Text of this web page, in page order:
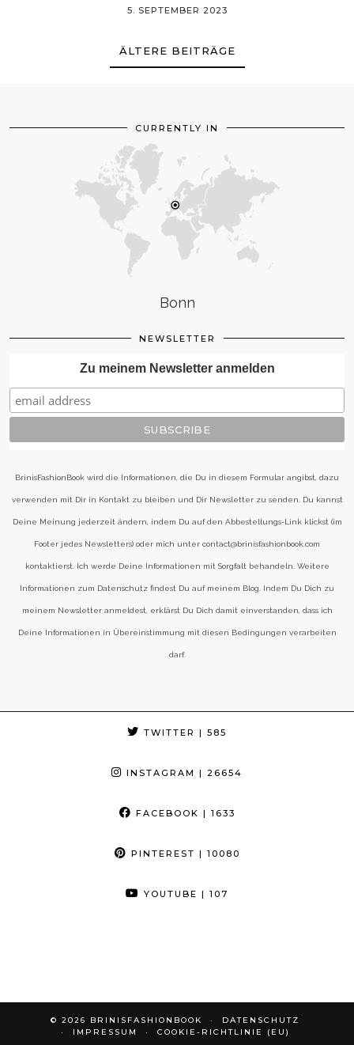
5. SEPTEMBER 2023
ÄLTERE BEITRÄGE
CURRENTLY IN
Bonn
NEWSLETTER
Zu meinem Newsletter anmelden
BrinisFashionBook wird die Informationen, die Du in diesem Formular angibst, dazu
verwenden mit Dir in Kontakt zu bleiben und Dir Newsletter zu senden. Du kannst
Deine Meinung jederzeit ändern, indem Du auf den Abbestellungs-Link klickst (im
Footer jedes Newsletters) oder mich unter contact@brinisfashionbook.com
kontaktierst. Ich werde Deine Informationen mit Sorgfalt behandeln. Weitere
Informationen zum Datenschutz findest Du auf meinem Blog. Indem Du Dich zu
meinem Newsletter anmeldest, erklärst Du Dich damit einverstanden, dass ich
Deine Informationen in Übereinstimmung mit diesen Bedingungen verarbeiten
darf.
TWITTER | 585
INSTAGRAM | 26654
FACEBOOK | 1633
PINTEREST | 10080
YOUTUBE | 107
© 2026 BRINISFASHIONBOOK
DATENSCHUTZ
IMPRESSUM
COOKIE-RICHTLINIE (EU)